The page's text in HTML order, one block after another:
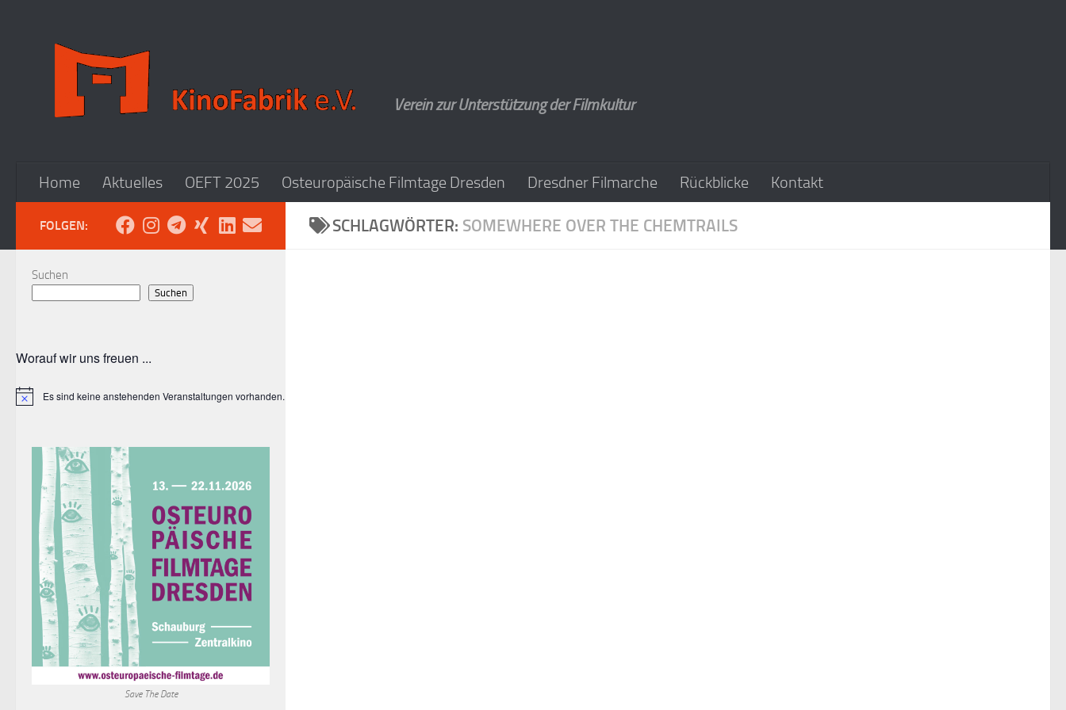
Verein zur Unterstützung der Filmkultur
Home Aktuelles OEFT 2025 Osteuropäische Filmtage Dresden Dresdner Filmarche Rückblicke Kontakt
SCHLAGWÖRTER: SOMEWHERE OVER THE CHEMTRAILS
FOLGEN:
Suchen
Suchen
Worauf wir uns freuen ...
HinweisEs sind keine anstehenden Veranstaltungen vorhanden.
Save The Date